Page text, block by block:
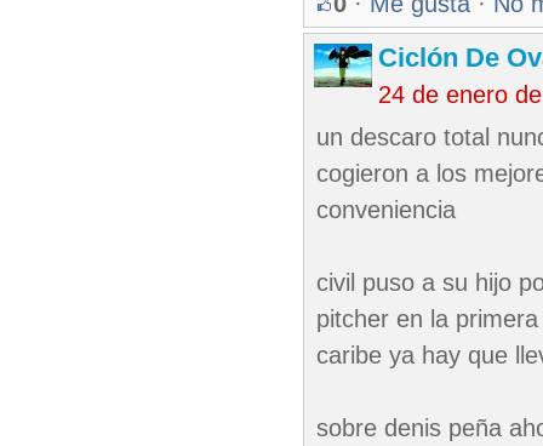
Ciclón De
24 de enero
un descaro total
cogieron a los
conveniencia
civil puso a su hijo
pitcher en la
caribe ya hay que
sobre denis peña